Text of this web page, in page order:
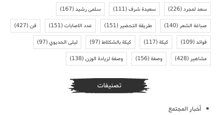
سعد لمجرد(226) سعيدة شرف(111) سلمى رشيد(167)
صباغة الشعر(140) طريقة التحضير(151) عدد الاصابات(151) فن(427)
فوائد(109) كيكة(117) كيكة بالشكلاط(97) ليلى الحديوي(97)
مشاهير(428) وصفة(156) وصفة لزيادة الوزن(138)
تصنيفات
أخبار المجتمع